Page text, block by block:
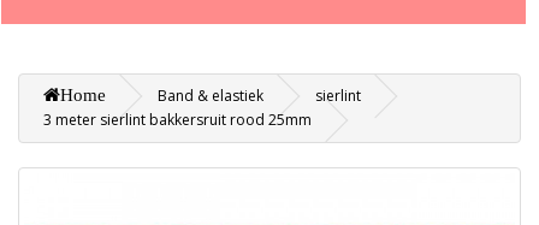
Home Band & elastiek
sierlint
3 meter sierlint bakkersruit rood 25mm